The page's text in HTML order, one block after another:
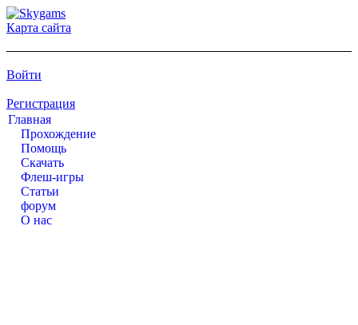
Карта сайта
Войти
Регистрация
Главная
Прохождение
Помощь
Cкачать
Флеш-игры
Статьи
форум
О нас